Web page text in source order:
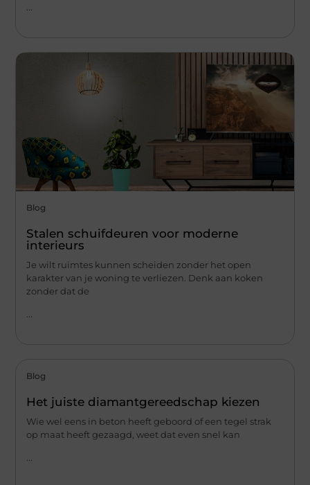
Blog
Stalen schuifdeuren voor moderne
interieurs
Je wilt ruimtes kunnen scheiden zonder het open
karakter van je woning te verliezen. Denk aan koken
zonder dat de
Blog
Het juiste diamantgereedschap kiezen
Wie wel eens in beton heeft geboord of een tegel strak
op maat heeft gezaagd, weet dat even snel kan
...